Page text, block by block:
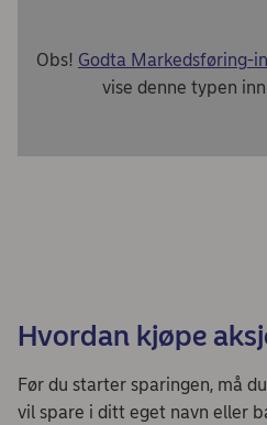
Obs! Godta Markedsføring-
vise denne typen
Hvordan kjøpe
Før du starter sparingen, må
vil spare i ditt eget navn eller